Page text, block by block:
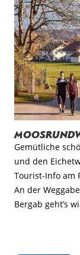
Gemütliche
und den
Tourist-Info am
An der
Bergab geht’s